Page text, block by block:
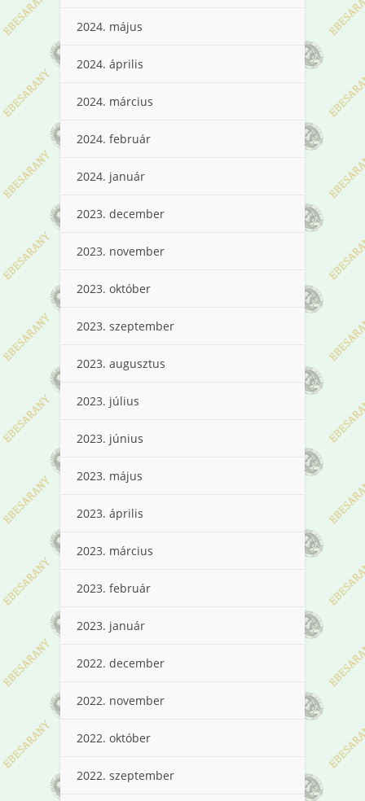
2024. május
2024. április
2024. március
2024. február
2024. január
2023. december
2023. november
2023. október
2023. szeptember
2023. augusztus
2023. július
2023. június
2023. május
2023. április
2023. március
2023. február
2023. január
2022. december
2022. november
2022. október
2022. szeptember